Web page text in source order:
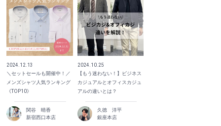
2024.12.13
＼セットセールも開催中！／
メンズシャツ人気ランキング
《TOP10》
関谷 晴香
新宿西口本店
2024.10.25
【もう迷わない！】ビジネス
カジュアルとオフィスカジュ
アルの違いとは？
久徳 洋平
銀座本店